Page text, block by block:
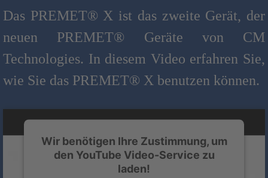
Das PREMET® X ist das zweite Gerät, der
neuen PREMET® Geräte von CM
Technologies. In diesem Video erfahren Sie,
wie Sie das PREMET® X benutzen können.
Wir benötigen Ihre Zustimmung, um
den YouTube Video-Service zu
laden!